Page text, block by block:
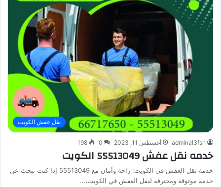
نقل عفش الكويت
adminal3fsh أغسطس 11, 2023 0
198
خدمه نقل عفش 55513049 الكويت
خدمة نقل العفش في الكويت: راحة وأمان مع 55513049 إذا كنت تبحث عن
خدمة موثوقة ومحترفة لنقل العفش في الكويت،…